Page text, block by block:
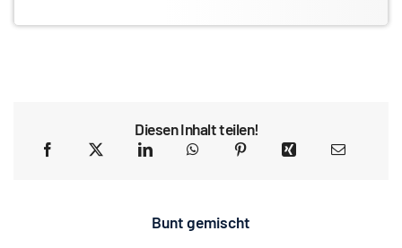
Diesen Inhalt teilen!
Bunt gemischt